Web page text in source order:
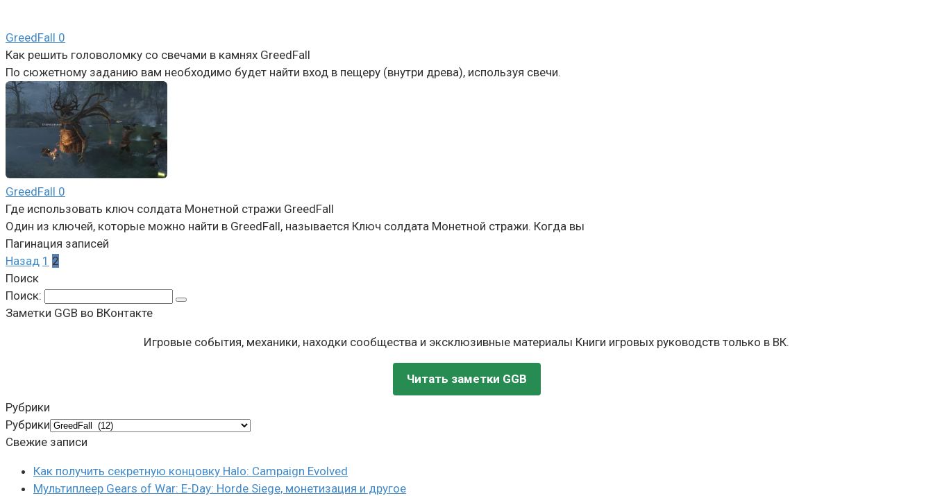
GreedFall 0
Как решить головоломку со свечами в камнях GreedFall
По сюжетному заданию вам необходимо будет найти вход в пещеру (внутри древа), используя свечи.
GreedFall 0
Где использовать ключ солдата Монетной стражи GreedFall
Один из ключей, которые можно найти в GreedFall, называется Ключ солдата Монетной стражи. Когда вы
Пагинация записей
Назад 1 2
Поиск
Поиск:
Заметки GGB во ВКонтакте
Игровые события, механики, находки сообщества и эксклюзивные материалы Книги игровых руководств только в ВК.
Читать заметки GGB
Рубрики
Рубрики
Свежие записи
Как получить секретную концовку Halo: Campaign Evolved
Мультиплеер Gears of War: E-Day: Horde Siege, монетизация и другое